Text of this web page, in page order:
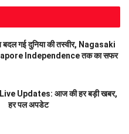
बदल गई दुनिया की तस्वीर, Nagasaki
Independence तक का सफर
Updates: आज की हर बड़ी खबर,
हर पल अपडेट